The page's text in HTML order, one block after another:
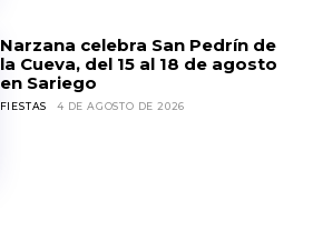
Narzana celebra San Pedrín de
la Cueva, del 15 al 18 de agosto
en Sariego
FIESTAS 4 DE AGOSTO DE 2026